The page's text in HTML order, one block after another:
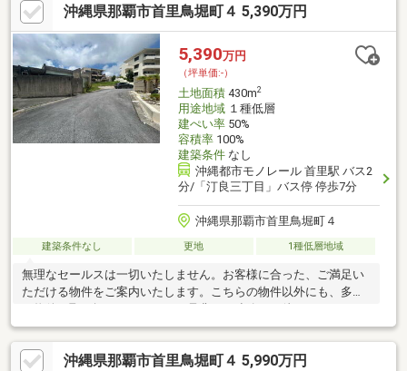
沖縄県那覇市首里鳥堀町４ 5,390万円
5,390万円
（坪単価:-）
土地面積430m2
用途地域１種低層
建ぺい率50%
容積率100%
建築条件なし
沖縄都市モノレール 首里駅 バス2
分/「汀良三丁目」バス停 停歩7分
沖縄県那覇市首里鳥堀町４
建築条件なし 更地 1種低層地域
無理なセールスは一切いたしません。お客様に合った、ご満足い
ただける物件をご案内いたします。こちらの物件以外にも、多数
す！協定通路面積：約５７．７８㎡※建築条件なし。※敷地内に水
路があります。※お好きなプランで建築後に、宅地への地目変更
が可能になります。
沖縄県那覇市首里鳥堀町４ 5,990万円